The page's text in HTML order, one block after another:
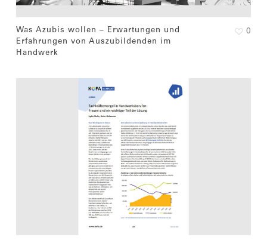
Was Azubis wollen – Erwartungen und
Erfahrungen von Auszubildenden im
Handwerk
0